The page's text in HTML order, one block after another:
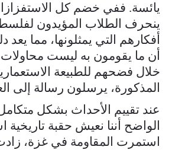
يائسة. ففي خضم كل
ينحرف الطلاب المؤيدون
أفكارهم التي يمثلونها، مما يعد
أن ما يقومون به ليست
خلال فضحهم للطبيعة الاستعمارية
المذكورة، يرسلون رسالة إلى
عند تقييم الأحداث بشكل
الواضح أننا نعيش حقبة تاريخية
استمرت المقاومة في غزة،